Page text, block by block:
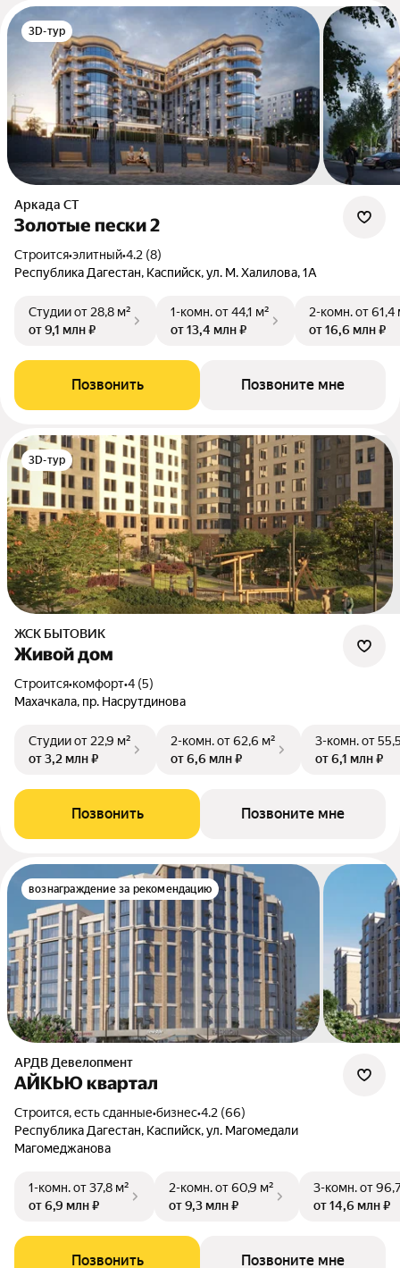
3D-тур
Аркада СТ
Золотые пески 2
Строится•элитный•4.2 (8)
Республика Дагестан, Каспийск, ул. М. Халилова, 1А
Студииот 28,8 м²
от 9,1 млн ₽
1-комн.от 44,1 м²
от 13,4 млн ₽
2-комн.от 61,4
от 16,6 млн ₽
Позвонить Позвоните мне
3D-тур
ЖСК БЫТОВИК
Живой дом
Строится•комфорт•4 (5)
Махачкала, пр. Насрутдинова
Студииот 22,9 м²
от 3,2 млн ₽
2-комн.от 62,6 м²
от 6,6 млн ₽
3-комн.от
от 6,1 млн ₽
Позвонить Позвоните мне
вознаграждение за рекомендацию
АРДВ Девелопмент
АЙКЬЮ квартал
Строится, есть сданные•бизнес•4.2 (66)
Республика Дагестан, Каспийск, ул. Магомедали
Магомеджанова
1-комн.от 37,8 м²
от 6,9 млн ₽
2-комн.от 60,9 м²
от 9,3 млн ₽
3-комн.от
от 14,6 млн ₽
Позвонить Позвоните мне